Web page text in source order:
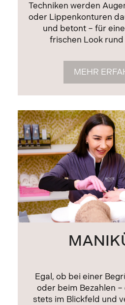
Techniken werden
oder Lippenkonturen
und betont – für
frischen Look
MEHR
Egal, ob bei einer
oder beim Bezahlen –
stets im Blickfeld und